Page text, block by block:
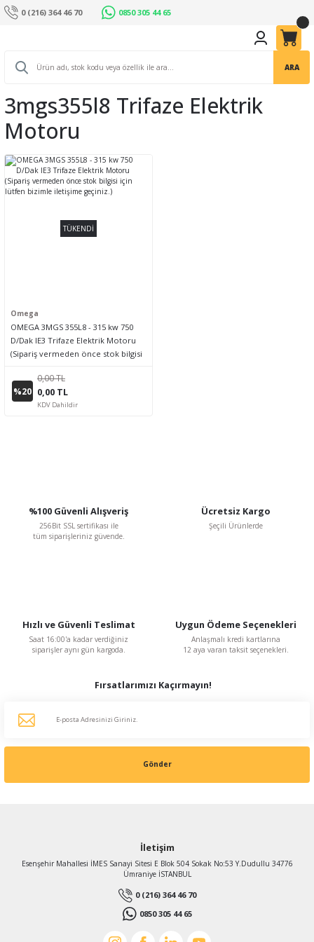
0 (216) 364 46 70 0850 305 44 65
ARA
3mgs355l8 Trifaze Elektrik
Motoru
TÜKENDİ
Omega
OMEGA 3MGS 355L8 - 315 kw 750
D/Dak IE3 Trifaze Elektrik Motoru
(Sipariş vermeden önce stok bilgisi
%20
0,00 TL
0,00 TL
KDV Dahildir
%100 Güvenli Alışveriş
256Bit SSL sertifikası ile
tüm siparişleriniz güvende.
Ücretsiz Kargo
Şeçili Ürünlerde
Hızlı ve Güvenli Teslimat
Saat 16:00'a kadar verdiğiniz
siparişler aynı gün kargoda.
Uygun Ödeme Seçenekleri
Anlaşmalı kredi kartlarına
12 aya varan taksit seçenekleri.
Fırsatlarımızı Kaçırmayın!
Gönder
İletişim
Esenşehir Mahallesi İMES Sanayi Sitesi E Blok 504 Sokak No:53 Y.Dudullu 34776
Ümraniye İSTANBUL
0 (216) 364 46 70
0850 305 44 65